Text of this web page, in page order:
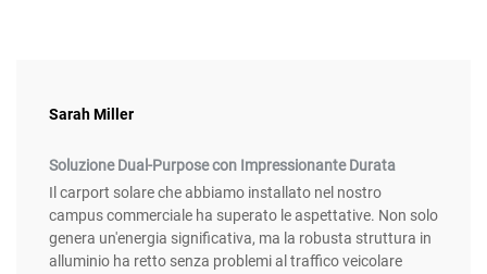
Sarah Miller
Soluzione Dual-Purpose con Impressionante Durata
Il carport solare che abbiamo installato nel nostro
campus commerciale ha superato le aspettative. Non solo
genera un'energia significativa, ma la robusta struttura in
alluminio ha retto senza problemi al traffico veicolare